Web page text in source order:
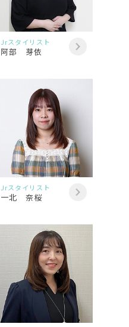
Jrスタイリスト
阿部 芽依
Jrスタイリスト
一北 奈桜